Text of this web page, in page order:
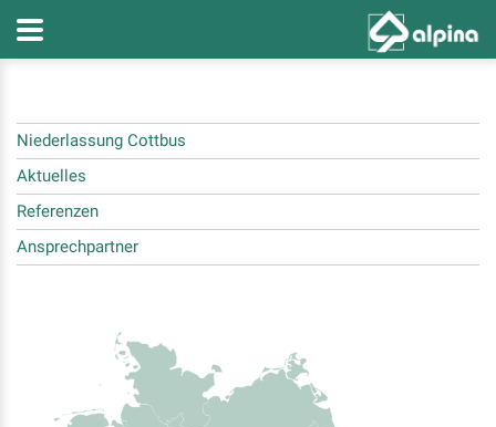
Niederlassung Cottbus
Aktuelles
Referenzen
Ansprechpartner